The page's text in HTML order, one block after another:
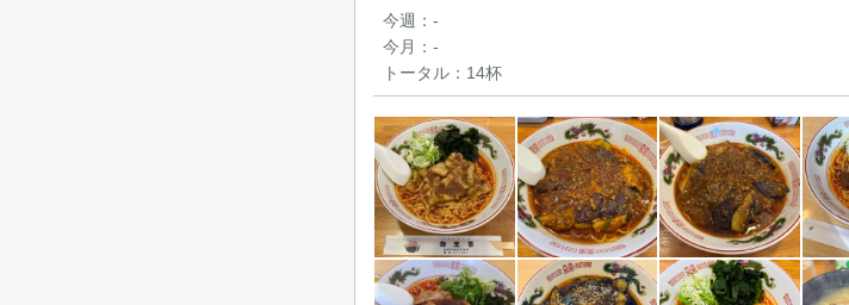
今週： -
今月： -
トータル： 14杯